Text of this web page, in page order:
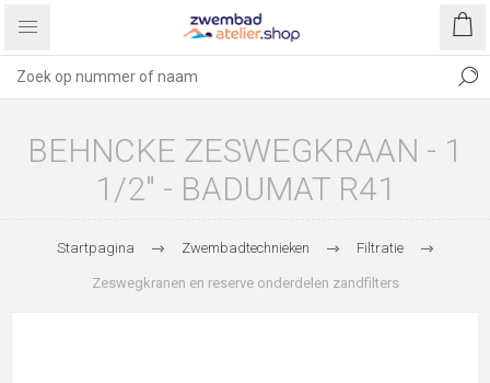
BEHNCKE ZESWEGKRAAN - 1
1/2" - BADUMAT R41
Startpagina Zwembadtechnieken Filtratie
Zeswegkranen en reserve onderdelen zandfilters